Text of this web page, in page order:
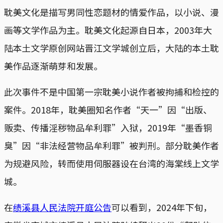
耽美文化是描写男同性恋题材的情爱作品，以小说、漫
画等文学作品为主。耽美文化起源自日本，2003年大
陆本土文学原创网站晋江文学城创立后，大陆的本土耽
美作品逐渐萌芽和发展。
此次事件不是中国第一宗耽美小说作者被拘捕和检控的
案件。2018年，耽美圈知名作者“天一”因“出版、
贩卖、传播淫秽物品牟利罪”入狱，2019年“墨香铜
臭”因“非法经营物品牟利罪”被判刑。部分耽美作者
为规避风险，转而使用伺服器设在台湾的海棠线上文学
城。
在绩溪县人民法院开庭公告可以看到，2024年下旬，